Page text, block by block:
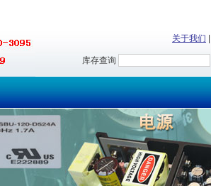
关于我们
库存查询